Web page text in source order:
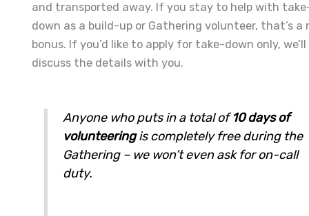
and transported away. If you stay to help with
down as a build-up or Gathering volunteer, that’s a
bonus. If you’d like to apply for take-down only, we’ll
discuss the details with you.
Anyone who puts in a total of10 days of
volunteeringis completely free during the
Gathering – we won’t even ask for on-call
duty.